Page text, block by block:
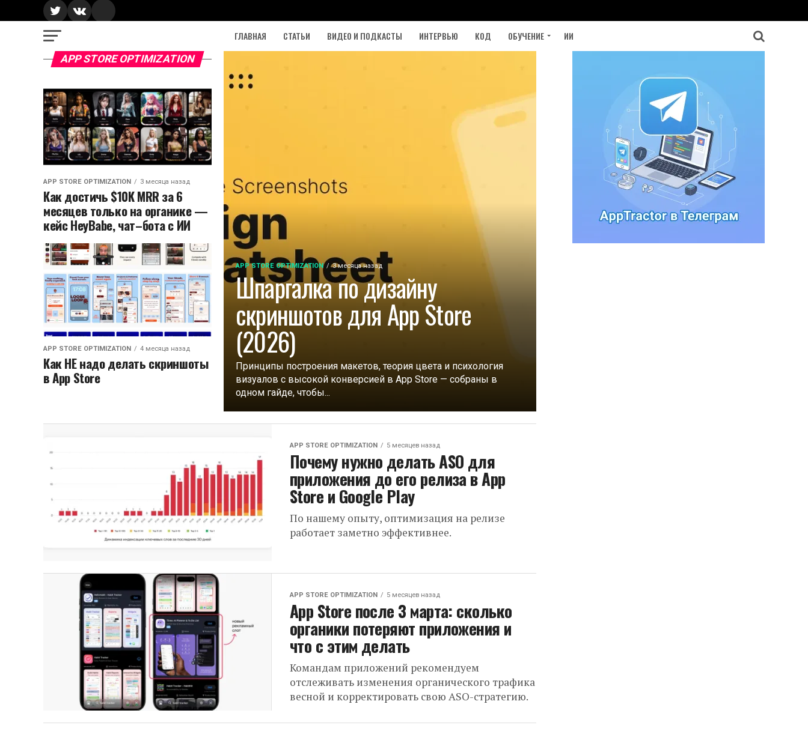
ГЛАВНАЯ СТАТЬИ ВИДЕО И ПОДКАСТЫ ИНТЕРВЬЮ КОД ОБУЧЕНИЕ ИИ
APP STORE OPTIMIZATION 3 месяца назад
Шпаргалка по дизайну
скриншотов для App Store
(2026)
Принципы построения макетов, теория цвета и психология
визуалов с высокой конверсией в App Store — собраны в
одном гайде, чтобы...
APP STORE OPTIMIZATION
APP STORE OPTIMIZATION 3 месяца назад
Как достичь $10K MRR за 6
месяцев только на органике —
кейс HeyBabe, чат–бота с ИИ
APP STORE OPTIMIZATION 4 месяца назад
Как НЕ надо делать скриншоты
в App Store
APP STORE OPTIMIZATION 5 месяцев назад
Почему нужно делать ASO для
приложения до его релиза в App
Store и Google Play
По нашему опыту, оптимизация на релизе
работает заметно эффективнее.
APP STORE OPTIMIZATION 5 месяцев назад
App Store после 3 марта: сколько
органики потеряют приложения и
что с этим делать
Командам приложений рекомендуем
отслеживать изменения органического трафика
весной и корректировать свою ASO-стратегию.